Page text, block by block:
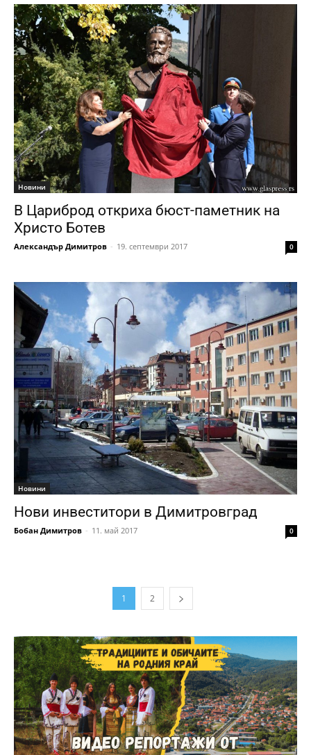
Новини
В Цариброд откриха бюст-паметник на
Христо Ботев
Александър Димитров - 19. септември 2017 0
Новини
Нови инвеститори в Димитровград
Бобан Димитров - 11. май 2017 0
1 2